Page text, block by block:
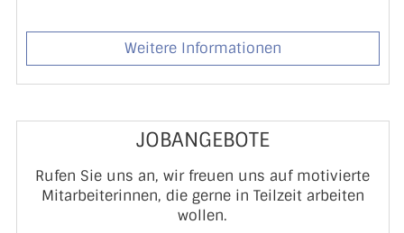
Weitere Informationen
JOBANGEBOTE
Rufen Sie uns an, wir freuen uns auf motivierte
Mitarbeiterinnen, die gerne in Teilzeit arbeiten
wollen.